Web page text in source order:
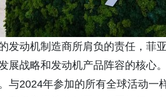
发动机制造商所肩负的责任，菲
展战略和发动机产品阵容的核心
与2024年参加的所有全球活动